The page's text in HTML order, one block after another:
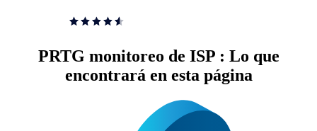
PRTG monitoreo de ISP : Lo que
encontrará en esta página